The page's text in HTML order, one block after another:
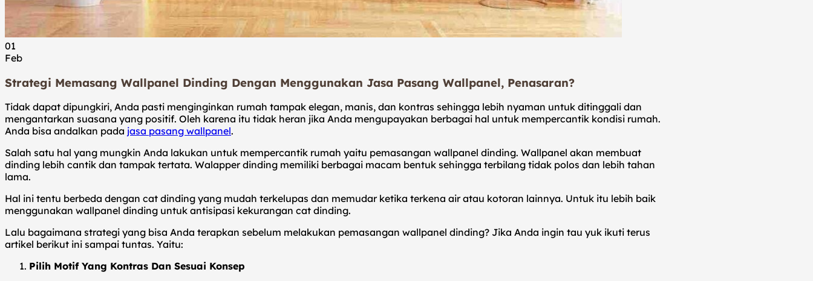
01
Feb
Strategi Memasang Wallpanel Dinding Dengan Menggunakan Jasa Pasang Wallpanel, Penasaran?
Tidak dapat dipungkiri, Anda pasti menginginkan rumah tampak elegan, manis, dan kontras sehingga lebih nyaman untuk ditinggali dan
mengantarkan suasana yang positif. Oleh karena itu tidak heran jika Anda mengupayakan berbagai hal untuk mempercantik kondisi rumah.
Anda bisa andalkan pada jasa pasang wallpanel.
Salah satu hal yang mungkin Anda lakukan untuk mempercantik rumah yaitu pemasangan wallpanel dinding. Wallpanel akan membuat
dinding lebih cantik dan tampak tertata. Walapper dinding memiliki berbagai macam bentuk sehingga terbilang tidak polos dan lebih tahan
lama.
Hal ini tentu berbeda dengan cat dinding yang mudah terkelupas dan memudar ketika terkena air atau kotoran lainnya. Untuk itu lebih baik
menggunakan wallpanel dinding untuk antisipasi kekurangan cat dinding.
Lalu bagaimana strategi yang bisa Anda terapkan sebelum melakukan pemasangan wallpanel dinding? Jika Anda ingin tau yuk ikuti terus
artikel berikut ini sampai tuntas. Yaitu:
Pilih Motif Yang Kontras Dan Sesuai Konsep